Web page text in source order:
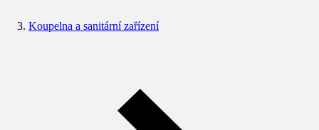
Koupelna a sanitární zařízení